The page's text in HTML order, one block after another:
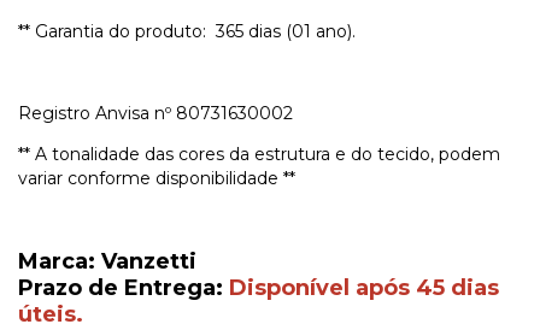
** Garantia do produto: 365 dias (01 ano).
Registro Anvisa nº 80731630002
** A tonalidade das cores da estrutura e do tecido, podem
variar conforme disponibilidade **
Marca: Vanzetti
Prazo de Entrega: Disponível após 45 dias
úteis.